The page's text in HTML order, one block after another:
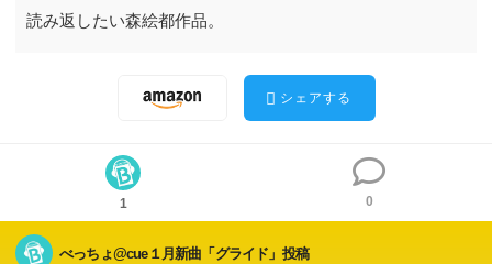
読み返したい森絵都作品。
シェアする
1 0
べっちょ@cue１月新曲「グライド」投稿